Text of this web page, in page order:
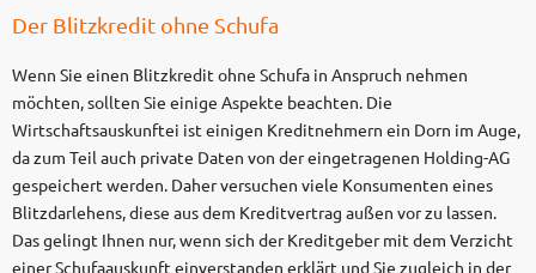
Der Blitzkredit ohne Schufa
Wenn Sie einen Blitzkredit ohne Schufa in Anspruch nehmen
möchten, sollten Sie einige Aspekte beachten. Die
Wirtschaftsauskunftei ist einigen Kreditnehmern ein Dorn im Auge,
da zum Teil auch private Daten von der eingetragenen Holding-AG
gespeichert werden. Daher versuchen viele Konsumenten eines
Blitzdarlehens, diese aus dem Kreditvertrag außen vor zu lassen.
Das gelingt Ihnen nur, wenn sich der Kreditgeber mit dem Verzicht
einer Schufaauskunft einverstanden erklärt und Sie zugleich in der